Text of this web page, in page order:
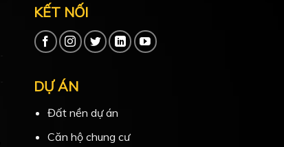
KẾT NỐI
DỰ ÁN
Đất nền dự án
Căn hộ chung cư